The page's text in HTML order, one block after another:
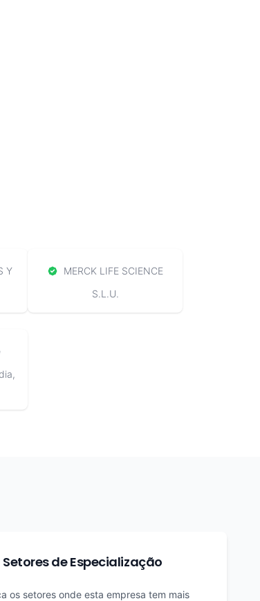
Y
MERCK LIFE SCIENCE
S.L.U.
Setores de Especialização
os setores onde esta empresa tem mais